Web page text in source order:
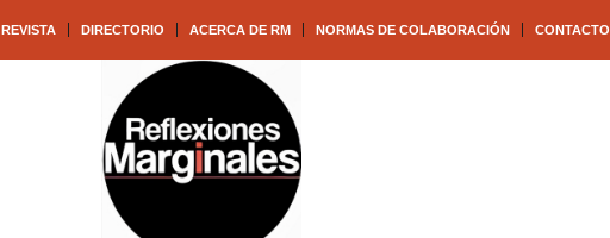
REVISTA DIRECTORIO ACERCA DE RM NORMAS DE COLABORACIÓN CONTACTO